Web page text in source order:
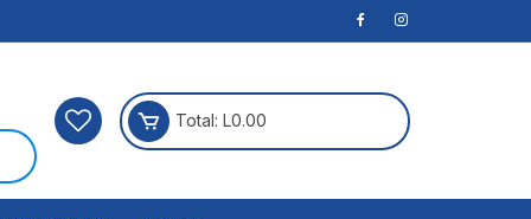
Total: L0.00